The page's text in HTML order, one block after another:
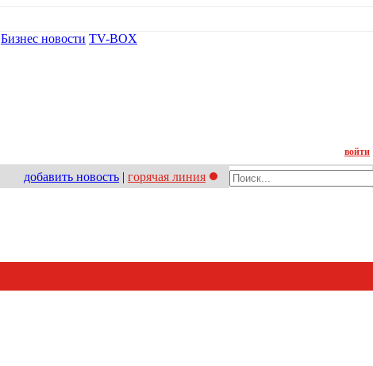
Бизнес новости TV-BOX
войти
добавить новость | горячая линия